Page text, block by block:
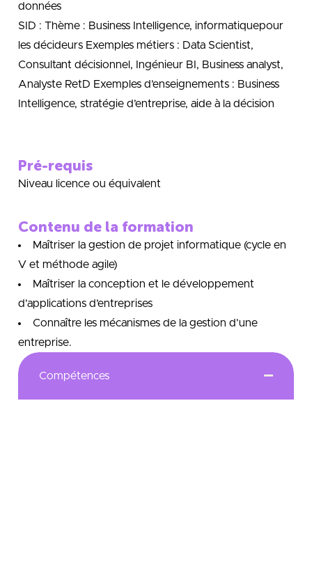
données
SID : Thème : Business Intelligence, informatiquepour
les décideurs Exemples métiers : Data Scientist,
Consultant décisionnel, Ingénieur BI, Business analyst,
Analyste RetD Exemples d’enseignements : Business
Intelligence, stratégie d’entreprise, aide à la décision
Pré-requis
Niveau licence ou équivalent
Contenu de la formation
Maîtriser la gestion de projet informatique (cycle en
V et méthode agile)
Maîtriser la conception et le développement
d’applications d’entreprises
Connaître les mécanismes de la gestion d’une
entreprise.
Compétences